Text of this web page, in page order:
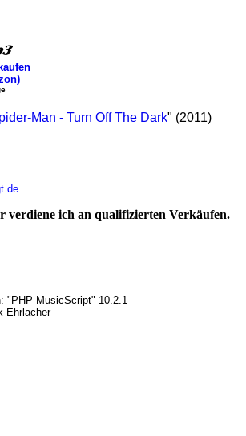
Man - Turn Off The Dark" (2011)
verdiene ich an qualifizierten Verkäufen.
"PHP MusicScript" 10.2.1
Ehrlacher